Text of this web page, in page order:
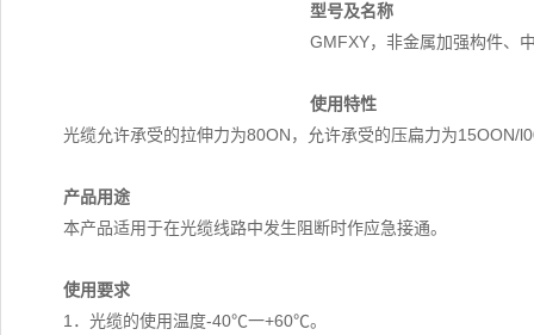
型号及名称
GMFXY，非金属加强构件、
使用特性
光缆允许承受的拉伸力为80ON，允许承受的压扁力为15OON/
产品用途
本产品适用于在光缆线路中发生阻断时作应急接通。
使用要求
1．光缆的使用温度-40℃一+60℃。